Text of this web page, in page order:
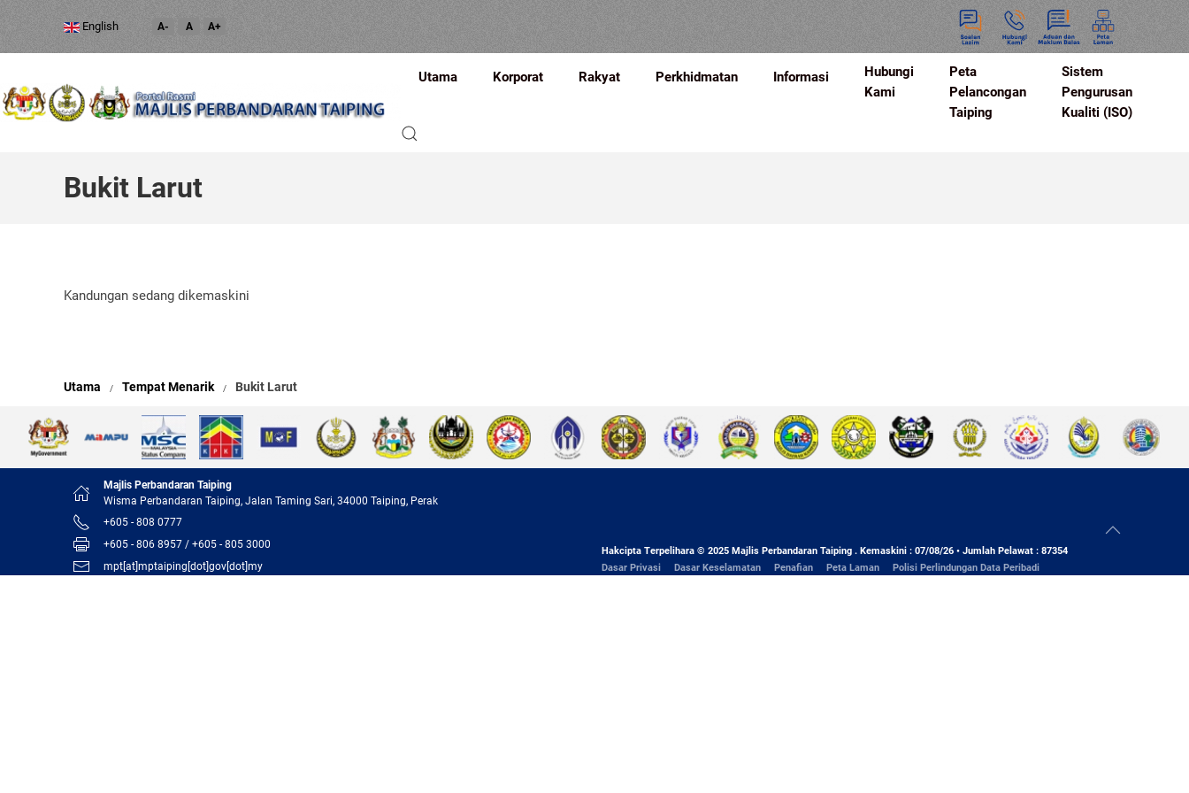
English A- A A+
Utama Korporat Rakyat Perkhidmatan Informasi
Hubungi
Kami
Peta
Pelancongan
Taiping
Sistem
Pengurusan
Kualiti (ISO)
Bukit Larut
Kandungan sedang dikemaskini
Utama Tempat Menarik Bukit Larut
Majlis Perbandaran Taiping
Wisma Perbandaran Taiping, Jalan Taming Sari, 34000 Taiping, Perak
+605 - 808 0777
+605 - 806 8957 / +605 - 805 3000
mpt[at]mptaiping[dot]gov[dot]my
Hakcipta Terpelihara © 2025 Majlis Perbandaran Taiping . Kemaskini : 07/08/26 • Jumlah Pelawat : 87354
Dasar Privasi
Dasar Keselamatan Penafian Peta Laman Polisi Perlindungan Data Peribadi